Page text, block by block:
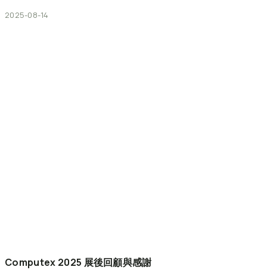
2025-08-14
Computex 2025 展後回顧與感謝